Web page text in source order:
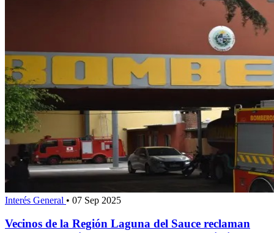
Interés General • 07 Sep 2025
Vecinos de la Región Laguna del Sauce reclaman